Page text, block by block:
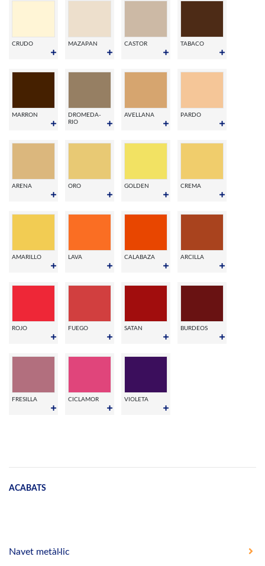
CRUDO MAZAPAN CASTOR TABACO
MARRON
DROMEDA-
RIO
AVELLANA PARDO
ARENA ORO GOLDEN CREMA
AMARILLO LAVA CALABAZA ARCILLA
ROJO FUEGO SATAN BURDEOS
FRESILLA CICLAMOR VIOLETA
ACABATS
Navet metàl·lic